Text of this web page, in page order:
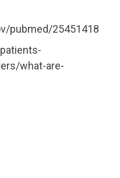
pubmed/25451418
what-are-